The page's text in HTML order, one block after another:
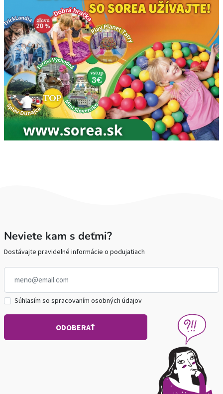
Neviete kam s deťmi?
Dostávajte pravidelné informácie o podujatiach
Súhlasím so spracovaním osobných údajov